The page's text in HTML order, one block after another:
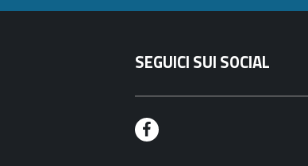
SEGUICI SUI SOCIAL
F